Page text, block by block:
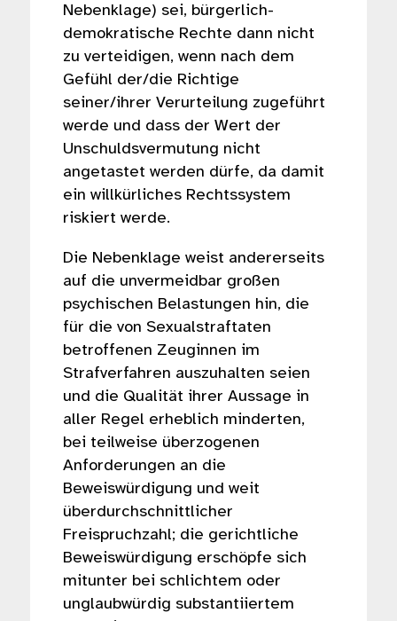
Nebenklage) sei, bürgerlich-
demokratische Rechte dann nicht
zu verteidigen, wenn nach dem
Gefühl der/die Richtige
seiner/ihrer Verurteilung zugeführt
werde und dass der Wert der
Unschuldsvermutung nicht
angetastet werden dürfe, da damit
ein willkürliches Rechtssystem
riskiert werde.
Die Nebenklage weist andererseits
auf die unvermeidbar großen
psychischen Belastungen hin, die
für die von Sexualstraftaten
betroffenen Zeuginnen im
Strafverfahren auszuhalten seien
und die Qualität ihrer Aussage in
aller Regel erheblich minderten,
bei teilweise überzogenen
Anforderungen an die
Beweiswürdigung und weit
überdurchschnittlicher
Freispruchzahl; die gerichtliche
Beweiswürdigung erschöpfe sich
mitunter bei schlichtem oder
unglaubwürdig substantiiertem